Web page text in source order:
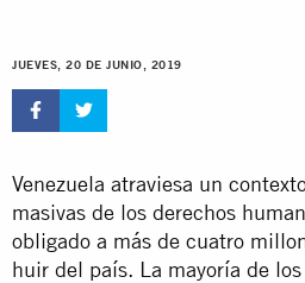
JUEVES, 20 DE JUNIO, 2019
Venezuela atraviesa un
masivas de los derechos
obligado a más de cuatro
huir del país. La mayoría de